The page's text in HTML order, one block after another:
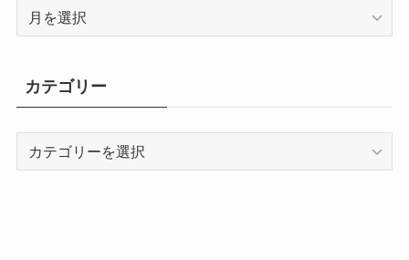
ブ
カテゴリー